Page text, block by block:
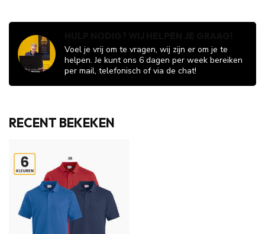
Voel je vrij om te vragen, wij zijn er om je te
helpen. Je kunt ons 6 dagen per week bereiken
per mail, telefonisch of via de chat!
RECENT BEKEKEN